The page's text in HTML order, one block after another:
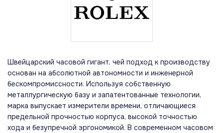
Швейцарский часовой гигант, чей подход к производству
основан на абсолютной автономности и инженерной
бескомпромиссности. Используя собственную
металлургическую базу и запатентованные технологии,
марка выпускает измерители времени, отличающиеся
предельной прочностью корпуса, высокой точностью
хода и безупречной эргономикой. В современном часовом